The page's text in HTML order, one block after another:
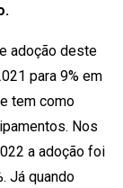
adoção deste
para 9% em
tem como
Nos
a adoção foi
Já quando